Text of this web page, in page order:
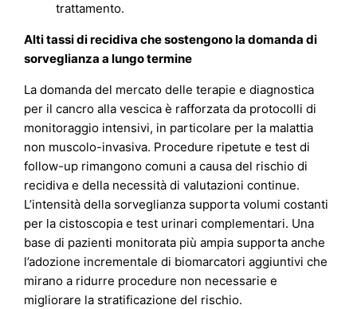
trattamento.
Alti tassi di recidiva che sostengono la domanda di
sorveglianza a lungo termine
La domanda del mercato delle terapie e diagnostica
per il cancro alla vescica è rafforzata da protocolli di
monitoraggio intensivi, in particolare per la malattia
non muscolo-invasiva. Procedure ripetute e test di
follow-up rimangono comuni a causa del rischio di
recidiva e della necessità di valutazioni continue.
L’intensità della sorveglianza supporta volumi costanti
per la cistoscopia e test urinari complementari. Una
base di pazienti monitorata più ampia supporta anche
l’adozione incrementale di biomarcatori aggiuntivi che
mirano a ridurre procedure non necessarie e
migliorare la stratificazione del rischio.